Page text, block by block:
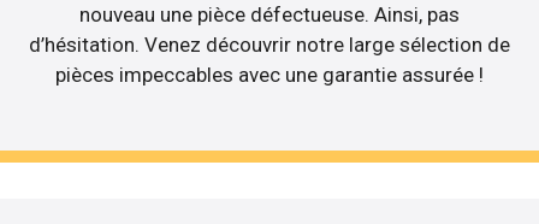
nouveau une pièce défectueuse. Ainsi, pas
d’hésitation. Venez découvrir notre large sélection de
pièces impeccables avec une garantie assurée !